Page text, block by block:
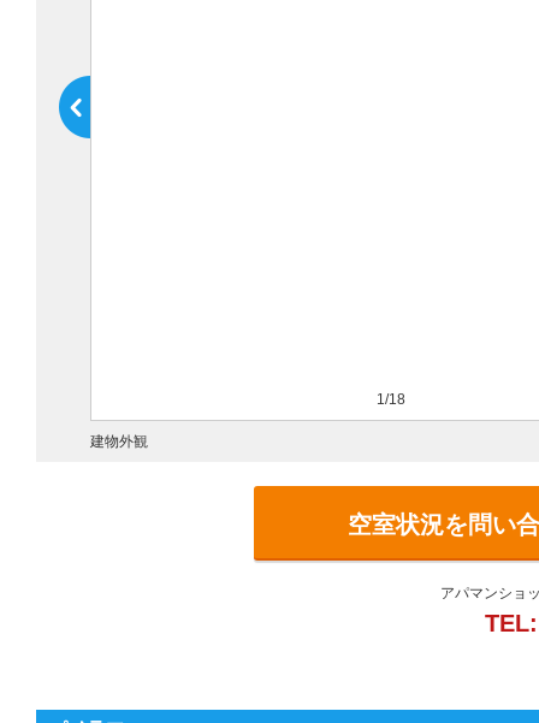
1/18
建物外観
空室状況を問い
アパマンショ